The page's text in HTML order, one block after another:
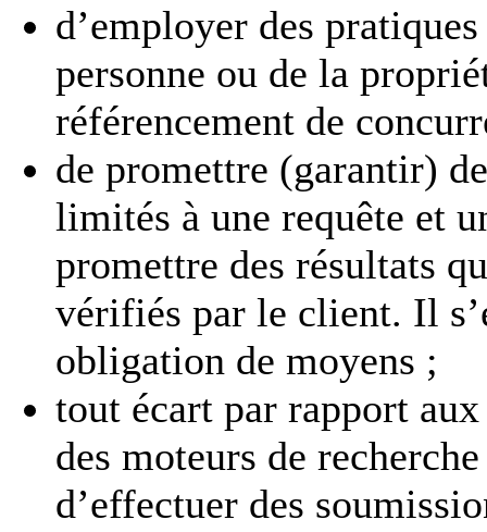
d’employer des
personne ou de la
référencement de
de promettre (garantir)
limités à une requête et
promettre des résultats
vérifiés par le client. Il
obligation de moyens ;
tout écart par rapport
des moteurs de
d’effectuer des